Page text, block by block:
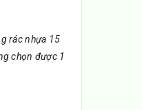
rác nhựa 15
chọn được 1